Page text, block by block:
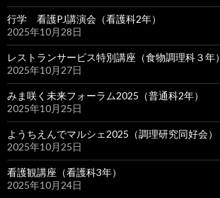
行学 看護PJ講演会（看護科2年）
2025年10月28日
レストランサービス特別講座（食物調理科３年）
2025年10月27日
みま咲く未来フォーラム2025（普通科2年）
2025年10月25日
ようちえんでマルシェ2025（調理研究同好会）
2025年10月25日
看護観講座（看護科3年）
2025年10月24日